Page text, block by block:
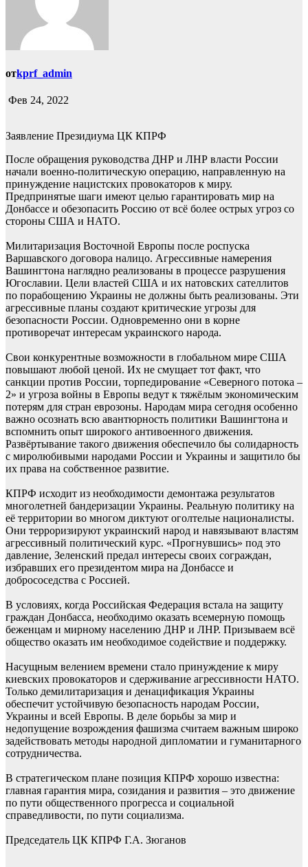
отkprf_admin
Фев 24, 2022
Заявление Президиума ЦК КПРФ
После обращения руководства ДНР и ЛНР власти России
начали военно-политическую операцию, направленную на
принуждение нацистских провокаторов к миру.
Предпринятые шаги имеют целью гарантировать мир на
Донбассе и обезопасить Россию от всё более острых угроз со
стороны США и НАТО.
Милитаризация Восточной Европы после роспуска
Варшавского договора налицо. Агрессивные намерения
Вашингтона наглядно реализованы в процессе разрушения
Югославии. Цели властей США и их натовских сателлитов
по порабощению Украины не должны быть реализованы. Эти
агрессивные планы создают критические угрозы для
безопасности России. Одновременно они в корне
противоречат интересам украинского народа.
Свои конкурентные возможности в глобальном мире США
повышают любой ценой. Их не смущает тот факт, что
санкции против России, торпедирование «Северного потока –
2» и угроза войны в Европы ведут к тяжёлым экономическим
потерям для стран еврозоны. Народам мира сегодня особенно
важно осознать всю авантюрность политики Вашингтона и
вспомнить опыт широкого антивоенного движения.
Развёртывание такого движения обеспечило бы солидарность
с миролюбивыми народами России и Украины и защитило бы
их права на собственное развитие.
КПРФ исходит из необходимости демонтажа результатов
многолетней бандеризации Украины. Реальную политику на
её территории во многом диктуют оголтелые националисты.
Они терроризируют украинский народ и навязывают властям
агрессивный политический курс. «Прогнувшись» под это
давление, Зеленский предал интересы своих сограждан,
избравших его президентом мира на Донбассе и
добрососедства с Россией.
В условиях, когда Российская Федерация встала на защиту
граждан Донбасса, необходимо оказать всемерную помощь
беженцам и мирному населению ДНР и ЛНР. Призываем всё
общество оказать им необходимое содействие и поддержку.
Насущным велением времени стало принуждение к миру
киевских провокаторов и сдерживание агрессивности НАТО.
Только демилитаризация и денацификация Украины
обеспечит устойчивую безопасность народам России,
Украины и всей Европы. В деле борьбы за мир и
недопущение возрождения фашизма считаем важным широко
задействовать методы народной дипломатии и гуманитарного
сотрудничества.
В стратегическом плане позиция КПРФ хорошо известна:
главная гарантия мира, созидания и развития – это движение
по пути общественного прогресса и социальной
справедливости, по пути социализма.
Председатель ЦК КПРФ Г.А. Зюганов